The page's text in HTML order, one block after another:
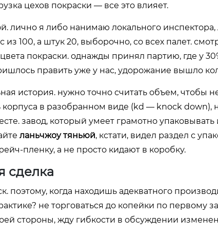
цехов покраски — все это влияет.
лично я либо нанимаю локального инспектора,
100, а штук 20, выборочно, со всех палет.
покраски. однажды принял партию, где у
править уже у нас, удорожание вышло
история. нужно точно считать объем, чтобы
корпуса в разобранном виде (kd — knock down),
завод, который умеет грамотно упаковывать
ланьчжоу тяньюй, кстати, видел раздел с
пленку, а не просто кидают в коробку.
сделка
когда находишь адекватного
не торговаться до копейки по первому
стороны, жду гибкости в обсуждении